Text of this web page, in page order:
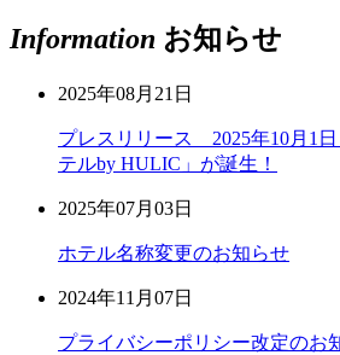
Information お知らせ
2025年08月21日
プレスリリース 2025年10月1
テルby HULIC」が誕生！
2025年07月03日
ホテル名称変更のお知らせ
2024年11月07日
プライバシーポリシー改定のお